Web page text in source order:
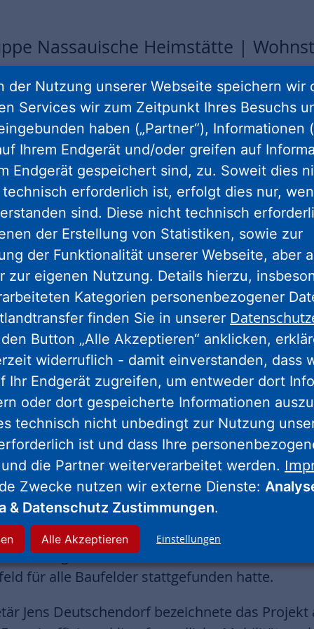
Nassauische Heimstätte |
Sommer zusammen mit der
Development GmbH mit einer
im Atrium des
Staatssekretär Jens
Mike Josef.
und Instone Real Estate laden
im Frankfurter Stadtteil Bockenheim, in dem
Rahmen des Großen Frankfurter Bogen
des einstigen Gewerbeareals zum
und Veranstaltungsprogramm zum GFB
Bauen, Wohnen“ aus verschiedenen
in Frankfurt enorm hoch. Mit diesem
Entlastung bei und schaffen ein modernes
Lage mit sehr guter sozialer Infrastruktur
sagte Monika Fontaine-Kretschmer, NHW-
im Atrium des Stadtplanungsamtes im
und Mike Josef,
der Instone Real Estate: „Mit dem
Frankfurter. Unser Ziel ist es, ein
zu entwickeln, mit bezahlbaren Wohnungen
dafür wurden durch einen
für alle Baufelder stattgefunden hatte.
Jens Deutschendorf bezeichnete das
der Nutzung unserer Webseite speichern wir
Services wir zum Zeitpunkt Ihres Besuchs
haben („Partner“), Informationen
Ihrem Endgerät und/oder greifen auf
Endgerät gespeichert sind, zu. Soweit dies
erforderlich ist, erfolgt dies nur,
sind. Diese nicht technisch
der Erstellung von Statistiken, sowie zur
der Funktionalität unserer Webseite, aber
zur eigenen Nutzung. Details hierzu,
Kategorien personenbezogener
finden Sie in unserer
Button „Alle Akzeptieren“ anklicken,
widerruflich - damit einverstanden, dass
Ihr Endgerät zugreifen, um entweder dort
oder dort gespeicherte Informationen
technisch nicht unbedingt zur Nutzung
ist und dass Ihre
die Partner weiterverarbeitet werden.
Zwecke nutzen wir externe Dienste:
& Datenschutz Zustimmungen.
Einstellungen
Alle Akzeptieren